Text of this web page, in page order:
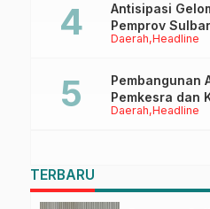
Daerah Headline
Antisipasi
Pemprov
Ruang Digital
Daerah Headline
Pembangunan
Pemkesra dan
Sulbar Tinjau
TERBARU